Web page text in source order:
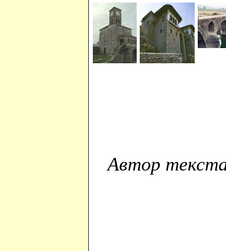
Автор